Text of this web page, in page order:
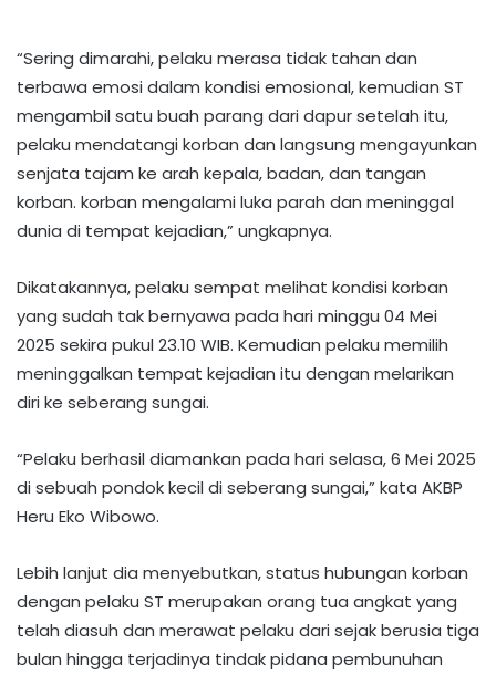
“Sering dimarahi, pelaku merasa tidak tahan dan
terbawa emosi dalam kondisi emosional, kemudian ST
mengambil satu buah parang dari dapur setelah itu,
pelaku mendatangi korban dan langsung mengayunkan
senjata tajam ke arah kepala, badan, dan tangan
korban. korban mengalami luka parah dan meninggal
dunia di tempat kejadian,” ungkapnya.
Dikatakannya, pelaku sempat melihat kondisi korban
yang sudah tak bernyawa pada hari minggu 04 Mei
2025 sekira pukul 23.10 WIB. Kemudian pelaku memilih
meninggalkan tempat kejadian itu dengan melarikan
diri ke seberang sungai.
“Pelaku berhasil diamankan pada hari selasa, 6 Mei 2025
di sebuah pondok kecil di seberang sungai,” kata AKBP
Heru Eko Wibowo.
Lebih lanjut dia menyebutkan, status hubungan korban
dengan pelaku ST merupakan orang tua angkat yang
telah diasuh dan merawat pelaku dari sejak berusia tiga
bulan hingga terjadinya tindak pidana pembunuhan